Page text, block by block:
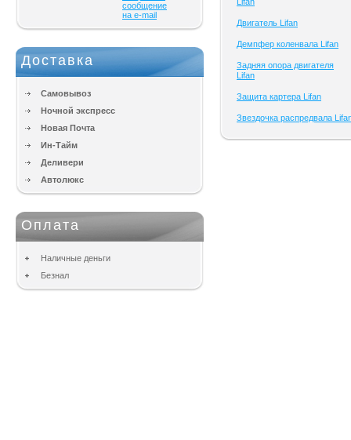
сообщение
на e-mail
Доставка
Самовывоз
Ночной экспресс
Новая Почта
Ин-Тайм
Деливери
Автолюкс
Оплата
Наличные деньги
Безнал
Двигатель Lifan
Демпфер коленвала Lifan
Задняя опора двигателя
Lifan
Защита картера Lifan
Звездочка распредвала